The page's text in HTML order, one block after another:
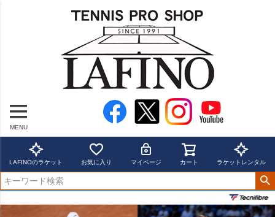
MENU
LAFINOのラケット お気に入り マイページ カート ラケットレンタル